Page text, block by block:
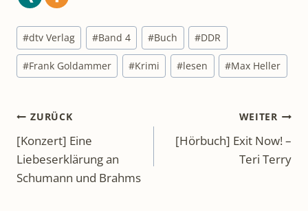
Schlagworte:
#dtv Verlag #Band 4 #Buch #DDR
#Frank Goldammer #Krimi #lesen #Max Heller
Beitragsnavigation
ZURÜCK
[Konzert] Eine
Liebeserklärung an
Schumann und Brahms
WEITER
[Hörbuch] Exit Now! –
Teri Terry